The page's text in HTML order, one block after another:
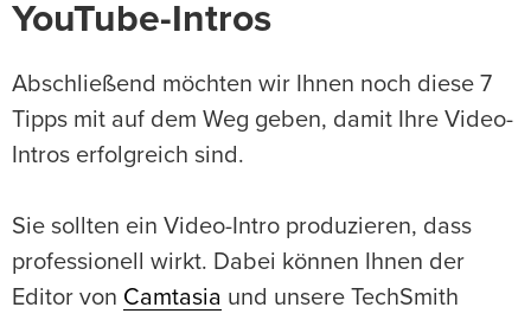
YouTube-Intros
Abschließend möchten wir Ihnen noch diese 7
Tipps mit auf dem Weg geben, damit Ihre Video-
Intros erfolgreich sind.
Sie sollten ein Video-Intro produzieren, dass
professionell wirkt. Dabei können Ihnen der
Editor von Camtasia und unsere TechSmith